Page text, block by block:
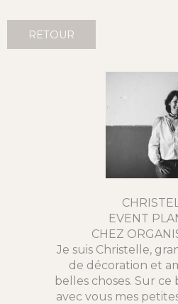
RETOUR
EVENT
CHEZ
Je suis Christelle,
de décoration et
belles choses. Sur
avec vous mes